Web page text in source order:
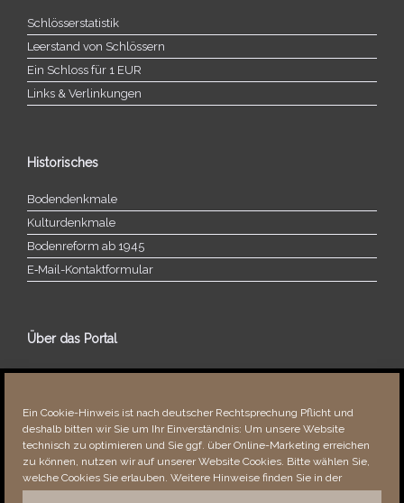
Ein Cookie-Hinweis ist nach deutscher Rechtsprechung Pflicht und
deshalb bitten wir Sie um Ihr Einverständnis: Um unsere Website
technisch zu optimieren und Sie ggf. über Online-Marketing erreichen
zu können, nutzen wir auf unserer Website Cookies. Bitte wählen Sie,
welche Cookies Sie erlauben. Weitere Hinweise finden Sie in der
Schlösserstatistik
Leerstand von Schlössern
Ein Schloss für 1 EUR
Links & Verlinkungen
Historisches
Bodendenkmale
Kulturdenkmale
Bodenreform ab 1945
E‑Mail-​​Kontaktformular
Über das Portal
Über dieses Portal
Fehler bemerkt?